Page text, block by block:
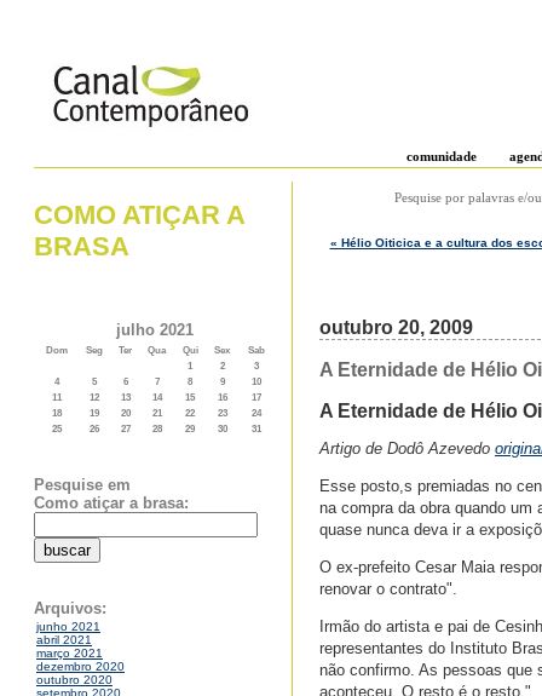
comunidade
COMO ATIÇAR A
BRASA
julho 2021
Dom Seg Ter Qua Qui Sex
Sab
1
2
3
4
5 6 7 8 9
10
11
12 13 14 15 16
17
18
19 20 21 22 23
24
25
26 27 28 29 30 31
Pesquise em
Como atiçar a brasa:
Arquivos:
junho 2021
abril 2021
março 2021
dezembro 2020
outubro 2020
Pesquise por palavras e/
« Hélio Oiticica e a cultura dos
outubro 20, 2009
A Eternidade de Hélio
A Eternidade de Hélio
Artigo de Dodô Azevedo
Esse posto,s premiadas no
na compra da obra quando
quase nunca deva ir a
O ex-prefeito Cesar Maia
renovar o contrato".
Irmão do artista e pai de
representantes do Instituto
não confirmo. As pessoas que
aconteceu. O resto é o resto."